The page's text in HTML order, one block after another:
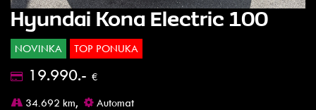
Hyundai Kona Electric 100
NOVINKA TOP PONUKA
19.990.- €
34.692 km,
Automat